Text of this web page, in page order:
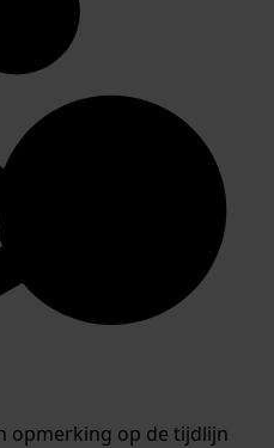
opmerking op de tijdlijn